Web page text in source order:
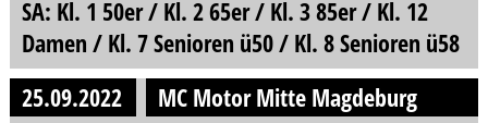
SA: Kl. 1 50er / Kl. 2 65er / Kl. 3 85er / Kl. 12
Damen / Kl. 7 Senioren ü50 / Kl. 8 Senioren ü58
25.09.2022
MC Motor Mitte Magdeburg